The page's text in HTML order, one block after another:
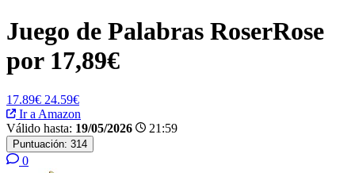
Juego de Palabras RoserRose
por 17,89€
17.89€ 24.59€
Ir a Amazon
Válido hasta: 19/05/2026 21:59
Puntuación: 314
0